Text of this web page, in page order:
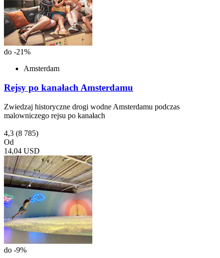
do -21%
Amsterdam
Rejsy po kanałach Amsterdamu
Zwiedzaj historyczne drogi wodne Amsterdamu podczas
malowniczego rejsu po kanałach
4,3 (8 785)
Od
14,04 USD
do -9%